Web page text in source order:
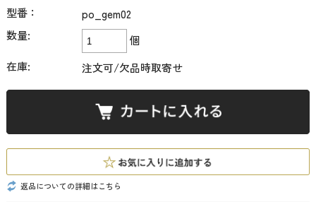
型番：
po_gem02
数量:
個
在庫:
注文可/欠品時取寄せ
返品についての詳細はこちら